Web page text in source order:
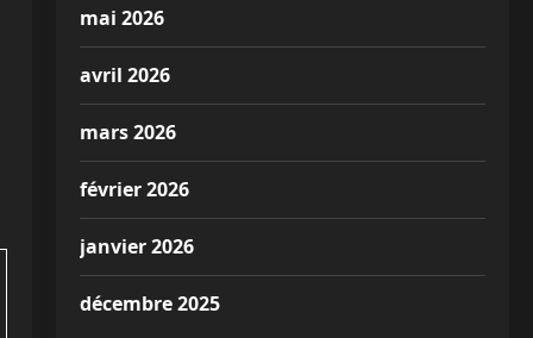
mai 2026
avril 2026
mars 2026
février 2026
janvier 2026
décembre 2025